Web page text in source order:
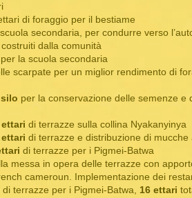
di foraggio per il bestiame
secondaria, per condurre verso
dalla comunità
la scuola secondaria
scarpate per un miglior rendimento di
silo per la conservazione delle semenze e
ettari di terrazze sulla collina Nyakanyinya
ettari di terrazze e distribuzione di
di terrazze per i Pigmei-Batwa
messa in opera delle terrazze con
cameroun. Implementazione dei
terrazze per i Pigmei-Batwa, 16 ettari